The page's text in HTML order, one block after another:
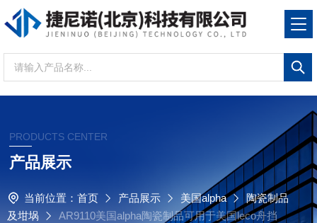
PRODUCTS CENTER
产品展示
当前位置： 首页 产品展示 美国alpha
陶瓷制品
及坩埚
AR9110美国alpha陶瓷制品可用于美国leco舟挡